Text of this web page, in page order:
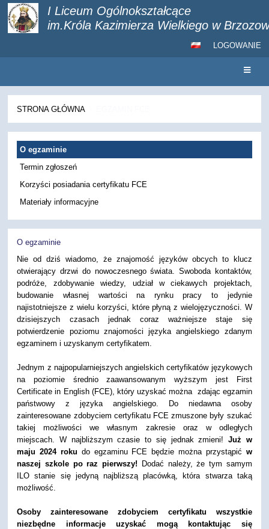
I Liceum Ogólnokształcące
im.Króla Kazimierza Wielkiego w
LOGOWANIE
STRONA GŁÓWNA
FCEO egzaminie
Termin zgłoszeń
Korzyści posiadania certyfikatu FCE
Materiały informacyjne
O egzaminie
Nie od dziś wiadomo, że znajomość języków obcych to klucz
otwierający drzwi do nowoczesnego świata. Swoboda kontaktów,
podróże, zdobywanie wiedzy, udział w ciekawych projektach,
budowanie własnej wartości na rynku pracy to jedynie
najistotniejsze z wielu korzyści, które płyną z wielojęzyczności. W
dzisiejszych czasach jednak coraz ważniejsze staje się
potwierdzenie poziomu znajomości języka angielskiego zdanym
egzaminem i uzyskanym certyfikatem.
Jednym z najpopularniejszych angielskich certyfikatów językowych
na poziomie średnio zaawansowanym wyższym jest First
Certificate in English (FCE), który uzyskać można zdając egzamin
państwowy z języka angielskiego. Do niedawna osoby
zainteresowane zdobyciem certyfikatu FCE zmuszone były szukać
takiej możliwości we własnym zakresie oraz w odległych
miejscach. W najbliższym czasie to się jednak zmieni! Już w
maju 2024 roku do egzaminu FCE będzie można przystąpić w
naszej szkole po raz pierwszy! Dodać należy, że tym samym
ILO stanie się jedyną najbliższą placówką, która stwarza taką
możliwość.
Osoby zainteresowane zdobyciem certyfikatu wszystkie
niezbędne informacje uzyskać mogą kontaktując się